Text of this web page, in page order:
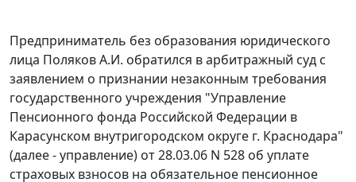
Предприниматель без образования юридического
лица Поляков А.И. обратился в арбитражный суд с
заявлением о признании незаконным требования
государственного учреждения "Управление
Пенсионного фонда Российской Федерации в
Карасунском внутригородском округе г. Краснодара"
(далее - управление) от 28.03.06 N 528 об уплате
страховых взносов на обязательное пенсионное